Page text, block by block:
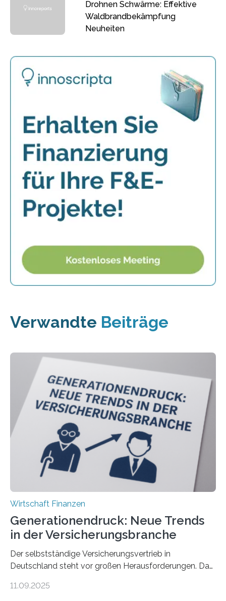
Drohnen Schwärme: Effektive
Waldbrandbekämpfung
Neuheiten
Verwandte Beiträge
Wirtschaft Finanzen
Generationendruck: Neue Trends
in der Versicherungsbranche
Der selbstständige Versicherungsvertrieb in
Deutschland steht vor großen Herausforderungen. Das
Dr. Matthias Beenken und Prof. Dr. Lukas Linnenbrink
11.09.2025